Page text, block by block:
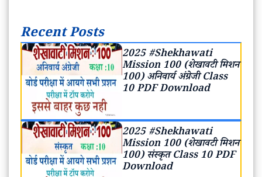
Recent Posts
2025 #Shekhawati
Mission 100 (शेखावटी मिशन
100) अनिवार्य अंग्रेजी Class
10 PDF Download
2025 #Shekhawati
Mission 100 (शेखावटी मिशन
100) संस्कृत Class 10 PDF
Download